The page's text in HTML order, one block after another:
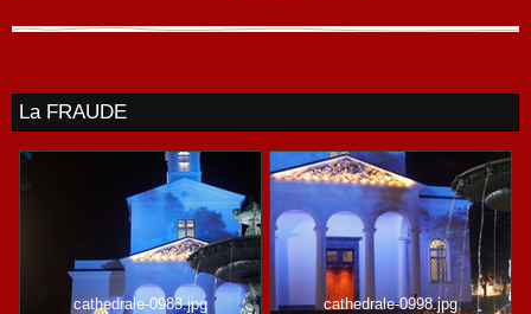
La FRAUDE
cathedrale-0983.jpg cathedrale-0998.jpg